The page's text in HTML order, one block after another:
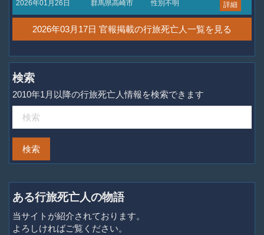
2026年01月26日 群馬県高崎市 性別不明 詳細
2026年03月17日 官報掲載の行旅死亡人一覧を見る
検索
2010年1月以降の行旅死亡人情報を検索できます
ある行旅死亡人の物語
当サイトが紹介されております。
よろしければご覧ください。